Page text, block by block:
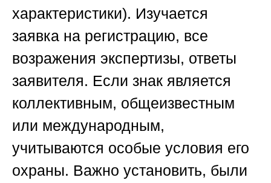
характеристики). Изучается
заявка на регистрацию, все
возражения экспертизы, ответы
заявителя. Если знак является
коллективным, общеизвестным
или международным,
учитываются особые условия его
охраны. Важно установить, были